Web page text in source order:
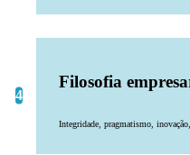
Filosofia
Integridade, pragmatismo, inovação,